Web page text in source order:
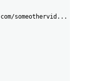
someothervid...